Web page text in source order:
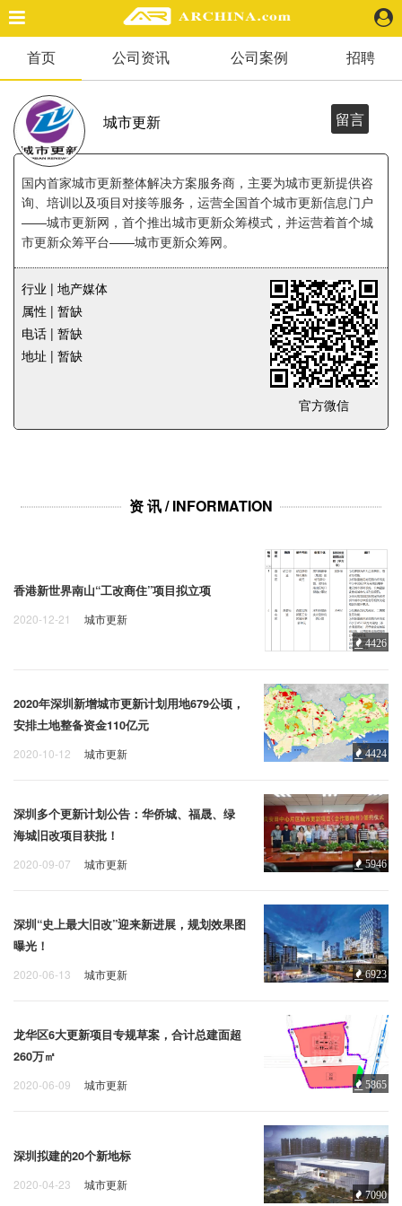
精选案例
建 筑
景 观
室 内
视 频
头条资讯
业 界
机 构
人 物
地 产
快速搜索
广告投放
联系我们
首页 公司资讯 公司案例 招聘
城市更新 留言
国内首家城市更新整体解决方案服务商，主要为城市更新提供咨
询、培训以及项目对接等服务，运营全国首个城市更新信息门户
——城市更新网，首个推出城市更新众筹模式，并运营着首个城
市更新众筹平台——城市更新众筹网。
官方微信
行业 | 地产媒体
属性 | 暂缺
电话 | 暂缺
地址 | 暂缺
资 讯 / INFORMATION
香港新世界南山“工改商住”项目拟立项
2020-12-21 城市更新
4426
2020年深圳新增城市更新计划用地679公顷，
安排土地整备资金110亿元
2020-10-12 城市更新 4424
深圳多个更新计划公告：华侨城、福晟、绿
海城旧改项目获批！
2020-09-07 城市更新 5946
深圳“史上最大旧改”迎来新进展，规划效果图
曝光！
2020-06-13 城市更新 6923
龙华区6大更新项目专规草案，合计总建面超
260万㎡
2020-06-09 城市更新 5865
深圳拟建的20个新地标
2020-04-23 城市更新
7090